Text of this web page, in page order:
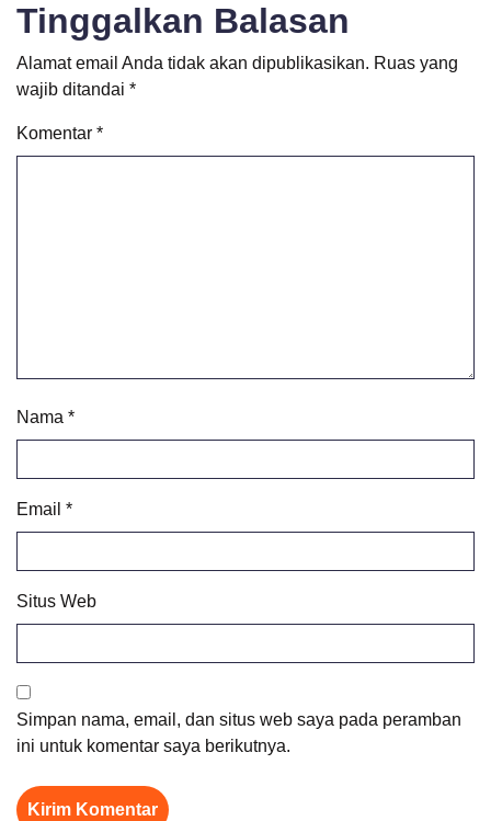
Tinggalkan Balasan
Alamat email Anda tidak akan dipublikasikan. Ruas yang
wajib ditandai *
Komentar *
Nama *
Email *
Situs Web
Simpan nama, email, dan situs web saya pada peramban
ini untuk komentar saya berikutnya.